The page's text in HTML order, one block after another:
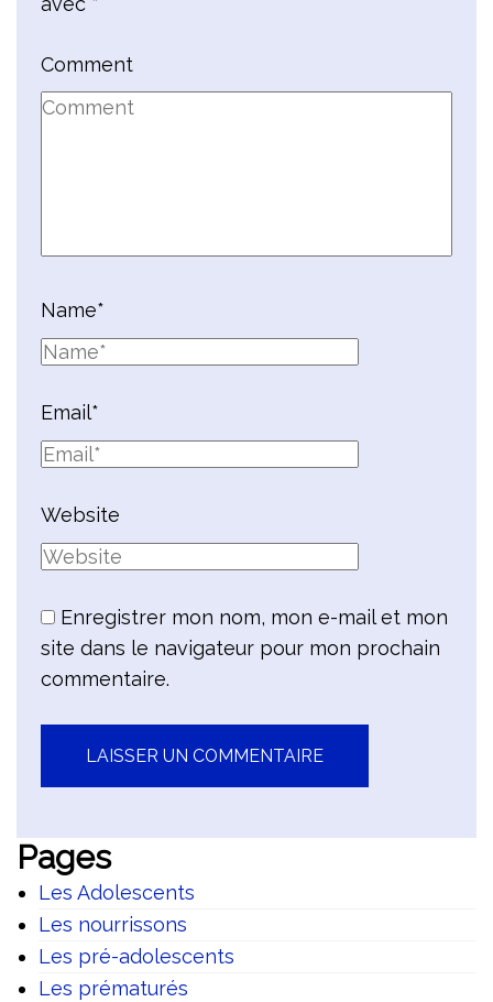
Comment
Name*
Email*
Website
Enregistrer mon nom, mon e-mail et mon
site dans le navigateur pour mon prochain
commentaire.
Pages
Les Adolescents
Les nourrissons
Les pré-adolescents
Les prématurés